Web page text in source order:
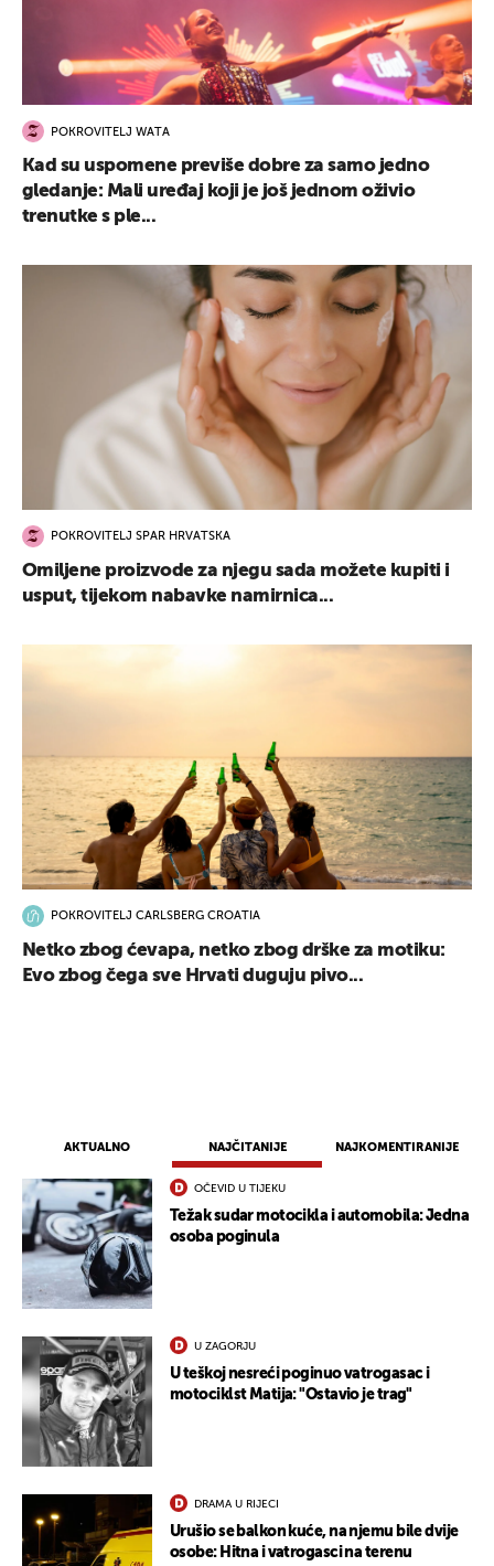
AKTUALNO NAJČITANIJE NAJKOMENTIRANIJE
OČEVID U TIJEKU
Težak sudar motocikla i automobila: Jedna
osoba poginula
U ZAGORJU
U teškoj nesreći poginuo vatrogasac i
motociklst Matija: "Ostavio je trag"
DRAMA U RIJECI
Urušio se balkon kuće, na njemu bile dvije
osobe: Hitna i vatrogasci na terenu
POKROVITELJ WATA
Kad su uspomene previše dobre za samo jedno
gledanje: Mali uređaj koji je još jednom oživio
trenutke s ple...
POKROVITELJ SPAR HRVATSKA
Omiljene proizvode za njegu sada možete kupiti i
usput, tijekom nabavke namirnica...
POKROVITELJ CARLSBERG CROATIA
Netko zbog ćevapa, netko zbog drške za motiku:
Evo zbog čega sve Hrvati duguju pivo...